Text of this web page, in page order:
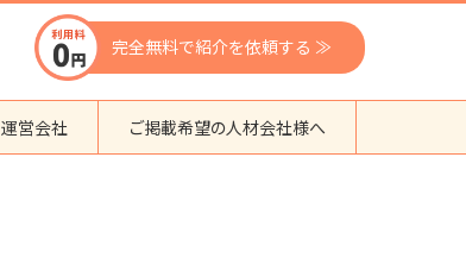
完全無料で紹介を依頼する ≫
運営会社 ご掲載希望の人材会社様へ